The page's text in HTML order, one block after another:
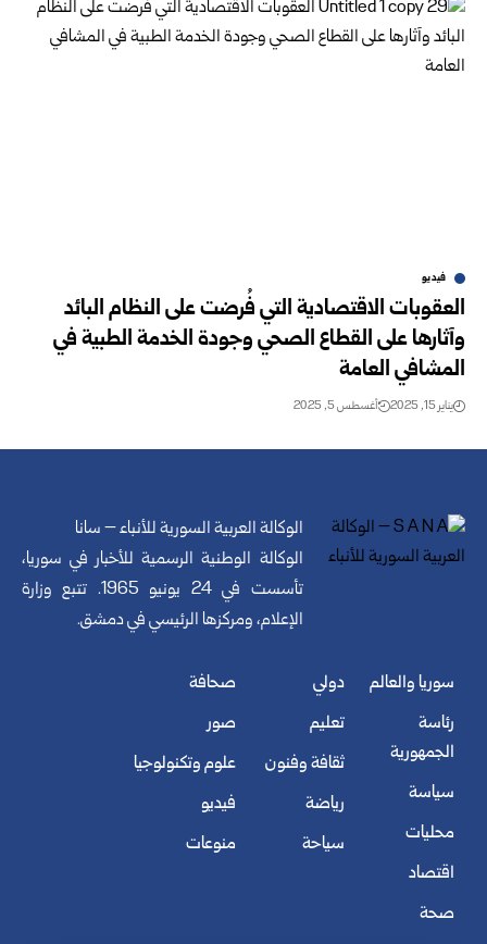
فيديو
العقوبات الاقتصادية التي فُرضت على النظام البائد
وآثارها على القطاع الصحي وجودة الخدمة الطبية في
المشافي العامة
يناير 15, 2025 أغسطس 5, 2025
الوكالة العربية السورية للأنباء – سانا
الوكالة الوطنية الرسمية للأخبار في سوريا،
تأسست في 24 يونيو 1965. تتبع وزارة
الإعلام، ومركزها الرئيسي في دمشق.
سوريا والعالم
رئاسة
الجمهورية
سياسة
محليات
اقتصاد
صحة
دولي
تعليم
ثقافة وفنون
رياضة
سياحة
صحافة
صور
علوم وتكنولوجيا
فيديو
منوعات